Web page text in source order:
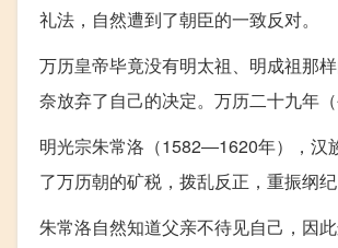
礼法，自然遭到了朝臣的一致反对。
万历皇帝毕竟没有明太祖、明成祖那
奈放弃了自己的决定。万历二十九年
明光宗朱常洛（1582―1620年），汉
了万历朝的矿税，拨乱反正，重振纲纪
朱常洛自然知道父亲不待见自己，因